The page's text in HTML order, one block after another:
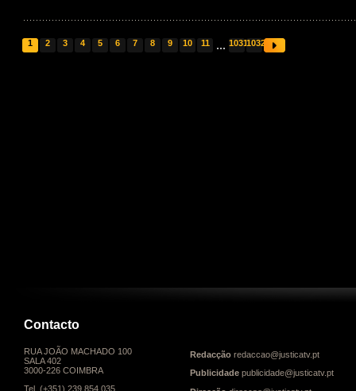
1 2 3 4 5 6 7 8 9 10 11 ... 10311032
Contacto
RUA JOÃO MACHADO 100
SALA 402
3000-226 COIMBRA
Tel. (+351) 239 854 035
Redacção redaccao@justicatv.pt
Publicidade publicidade@justicatv.pt